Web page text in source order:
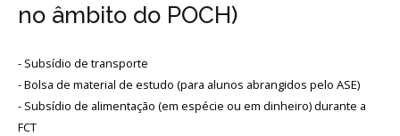
no âmbito do POCH)
- Subsídio de transporte
- Bolsa de material de estudo (para alunos abrangidos pelo ASE)
- Subsídio de alimentação (em espécie ou em dinheiro) durante a
FCT